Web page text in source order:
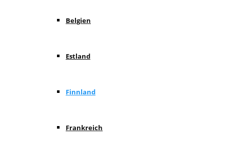
Belgien
Estland
Finnland
Frankreich